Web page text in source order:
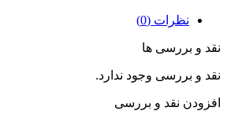
نظرات (0)
نقد و بررسی ها
نقد و بررسی وجود ندارد.
افزودن نقد و بررسی